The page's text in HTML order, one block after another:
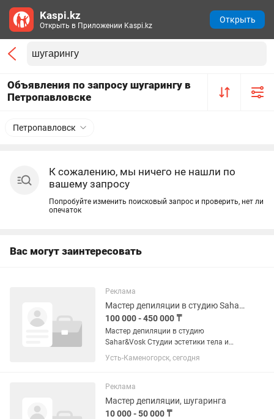
Объявления по запросу шугарингу в
Петропавловске
Петропавловск
К сожалению, мы ничего не нашли по
вашему запросу
Попробуйте изменить поисковый запрос и проверить, нет ли
опечаток
Вас могут заинтересовать
Реклама
Мастер депиляции в студию SaharVosk
100 000 - 450 000 ₸
Мастер депиляции в студию
Sahar&Vosk Студии эстетики тела и
лица Sahar&Vosk приглашает в свою
команду профессионального мастера
работу, умеешь создавать комфорт
для...
Усть-Каменогорск, сегодня
Реклама
Мастер депиляции, шугаринга
10 000 - 50 000 ₸
Kaspi.kz
Открыть в Приложении Kaspi.kz
Открыть